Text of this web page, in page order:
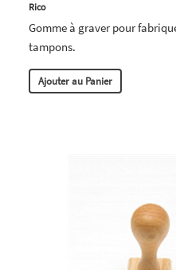
Rico
Gomme à graver pour
tampons.
Ajouter au Panier